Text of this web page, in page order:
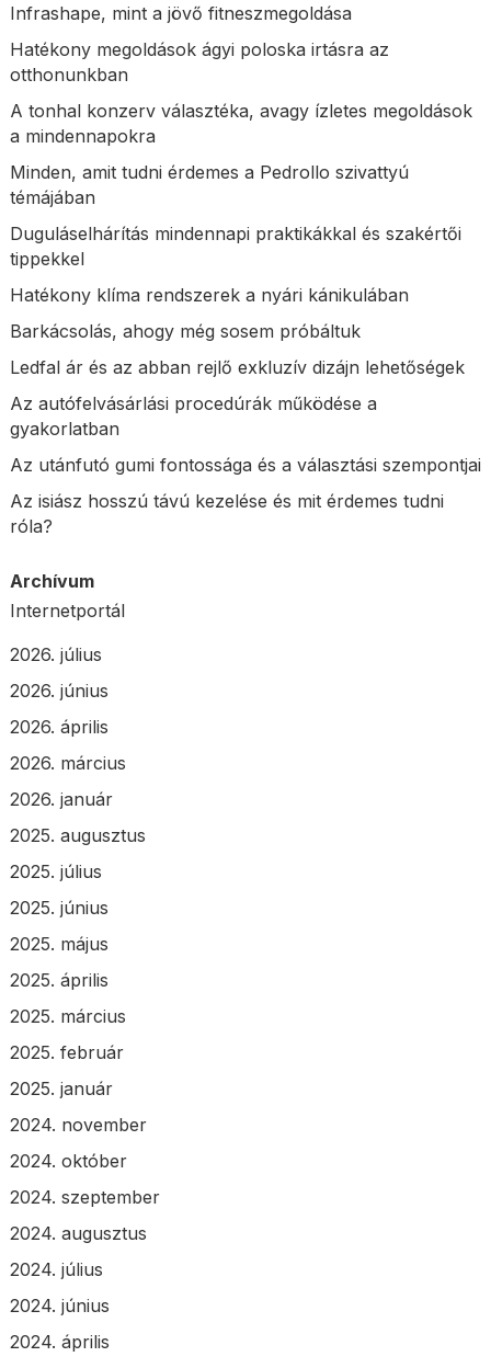
Infrashape, mint a jövő fitneszmegoldása
Hatékony megoldások ágyi poloska irtásra az
otthonunkban
A tonhal konzerv választéka, avagy ízletes megoldások
a mindennapokra
Minden, amit tudni érdemes a Pedrollo szivattyú
témájában
Duguláselhárítás mindennapi praktikákkal és szakértői
tippekkel
Hatékony klíma rendszerek a nyári kánikulában
Barkácsolás, ahogy még sosem próbáltuk
Ledfal ár és az abban rejlő exkluzív dizájn lehetőségek
Az autófelvásárlási procedúrák működése a
gyakorlatban
Az utánfutó gumi fontossága és a választási szempontjai
Az isiász hosszú távú kezelése és mit érdemes tudni
róla?
Archívum
Internetportál
2026. július
2026. június
2026. április
2026. március
2026. január
2025. augusztus
2025. július
2025. június
2025. május
2025. április
2025. március
2025. február
2025. január
2024. november
2024. október
2024. szeptember
2024. augusztus
2024. július
2024. június
2024. április